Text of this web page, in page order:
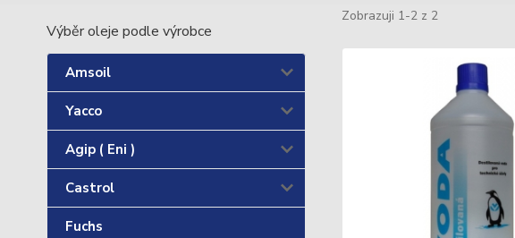
Výběr oleje podle výrobce
Amsoil
Yacco
Agip ( Eni )
Castrol
Fuchs
Zobrazuji 1-2 z 2